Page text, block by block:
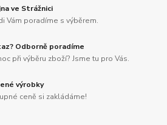
ve Strážnici
Vám poradíme s výběrem.
Odborně poradíme
při výběru zboží? Jsme tu pro Vás.
výrobky
ceně si zakládáme!